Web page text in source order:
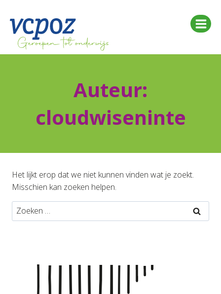
naar
inhoud
Auteur:
cloudwiseninte
Het lijkt erop dat we niet kunnen vinden wat je zoekt.
Misschien kan zoeken helpen.
Zoeken
naar: